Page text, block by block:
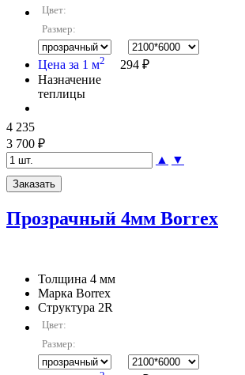
Цвет:
Размер:
Цена за 1 м2
294 ₽
Назначение
теплицы
4 235
3 700 ₽
▲
▼
Прозрачный 4мм Borrex
Толщина 4 мм
Марка Borrex
Структура 2R
Цвет:
Размер: